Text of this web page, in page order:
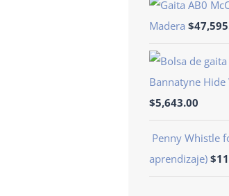
Madera $
Bannatyne
$5,643.00
Penny Whistle
aprendizaje) $